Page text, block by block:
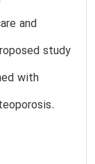
and
study
with